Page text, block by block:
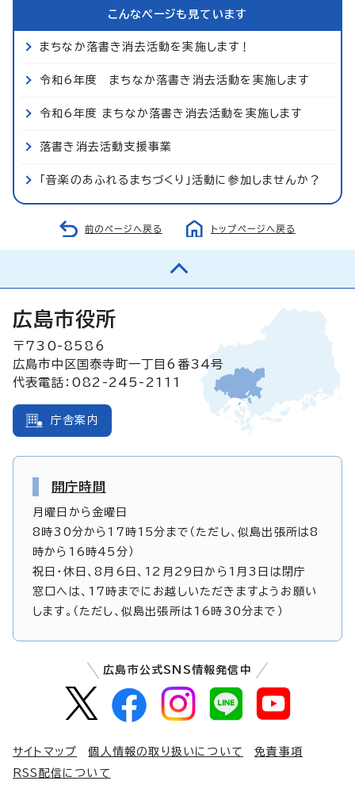
こんなページも見ています
まちなか落書き消去活動を実施します！
令和6年度 まちなか落書き消去活動を実施します
令和6年度 まちなか落書き消去活動を実施します
落書き消去活動支援事業
「音楽のあふれるまちづくり」活動に参加しませんか？
前のページへ戻る トップページへ戻る
広島市役所
〒730-8586
広島市中区国泰寺町一丁目6番34号
代表電話：082-245-2111
庁舎案内
開庁時間
月曜日から金曜日
8時30分から17時15分まで（ただし、似島出張所は8
時から16時45分）
祝日・休日、8月6日、12月29日から1月3日は閉庁
窓口へは、17時までにお越しいただきますようお願い
します。（ただし、似島出張所は16時30分まで）
広島市公式SNS情報発信中
サイトマップ 個人情報の取り扱いについて
免責事項
RSS配信について